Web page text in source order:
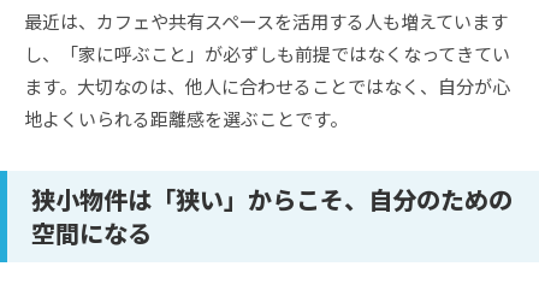
最近は、カフェや共有スペースを活用する人も増えています
し、「家に呼ぶこと」が必ずしも前提ではなくなってきてい
ます。大切なのは、他人に合わせることではなく、自分が心
地よくいられる距離感を選ぶことです。
狭小物件は「狭い」からこそ、自分のための
空間になる